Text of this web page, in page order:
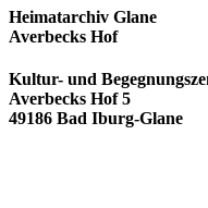
Heimatarchiv Glane
Averbecks Hof
Kultur- und
Averbecks Hof 5
49186 Bad Iburg-Glane